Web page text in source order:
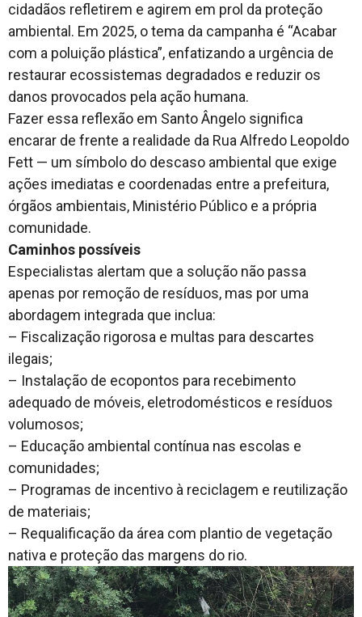
cidadãos refletirem e agirem em prol da proteção
ambiental. Em 2025, o tema da campanha é “Acabar
com a poluição plástica”, enfatizando a urgência de
restaurar ecossistemas degradados e reduzir os
danos provocados pela ação humana.
Fazer essa reflexão em Santo Ângelo significa
encarar de frente a realidade da Rua Alfredo Leopoldo
Fett — um símbolo do descaso ambiental que exige
ações imediatas e coordenadas entre a prefeitura,
órgãos ambientais, Ministério Público e a própria
comunidade.
Caminhos possíveis
Especialistas alertam que a solução não passa
apenas por remoção de resíduos, mas por uma
abordagem integrada que inclua:
– Fiscalização rigorosa e multas para descartes
ilegais;
– Instalação de ecopontos para recebimento
adequado de móveis, eletrodomésticos e resíduos
volumosos;
– Educação ambiental contínua nas escolas e
comunidades;
– Programas de incentivo à reciclagem e reutilização
de materiais;
– Requalificação da área com plantio de vegetação
nativa e proteção das margens do rio.